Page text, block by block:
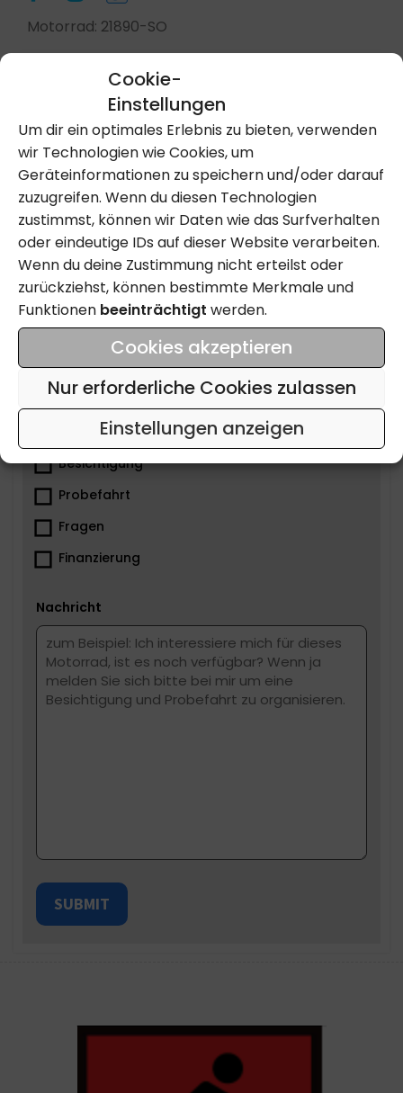
Cookie-
Einstellungen
Um dir ein optimales Erlebnis zu bieten, verwenden
wir Technologien wie Cookies, um
Geräteinformationen zu speichern und/oder darauf
zuzugreifen. Wenn du diesen Technologien
zustimmst, können wir Daten wie das Surfverhalten
oder eindeutige IDs auf dieser Website verarbeiten.
Wenn du deine Zustimmung nicht erteilst oder
zurückziehst, können bestimmte Merkmale und
Funktionen beeinträchtigt werden.
Cookies akzeptieren
Nur erforderliche Cookies zulassen
Einstellungen anzeigen
Motorrad: 21890-SO
Kontakt Aufnehmen
Anrufen
Name
Email
Tel
Was ist dir wichtig?
Besichtigung
Probefahrt
Fragen
Finanzierung
Nachricht
SUBMIT